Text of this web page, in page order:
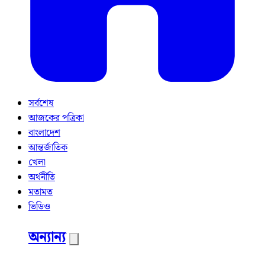
সর্বশেষ
আজকের পত্রিকা
বাংলাদেশ
আন্তর্জাতিক
খেলা
অর্থনীতি
মতামত
ভিডিও
অন্যান্য